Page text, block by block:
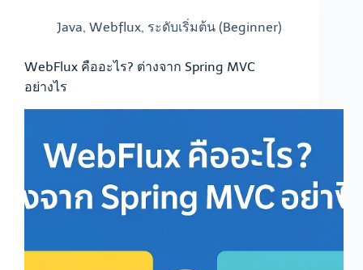
Java, Webflux, ระดับเริ่มต้น (Beginner)
WebFlux คืออะไร? ต่างจาก Spring MVC
อย่างไร